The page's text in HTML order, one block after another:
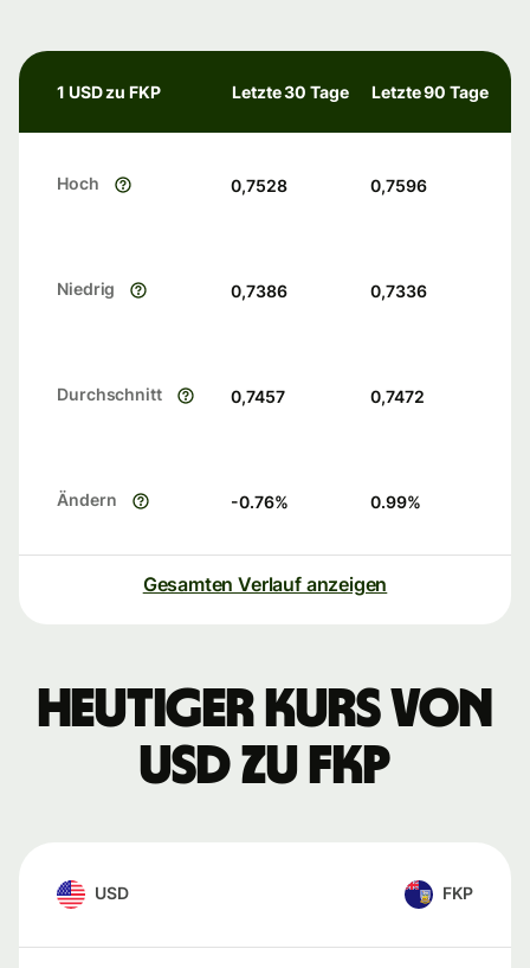
1 USD zu FKP Letzte 30 Tage Letzte 90 Tage
Hoch 0,7528 0,7596
Niedrig 0,7386 0,7336
Durchschnitt 0,7457 0,7472
Ändern -0.76% 0.99%
Gesamten Verlauf anzeigen
Heutiger Kurs von
USD zu FKP
USD FKP